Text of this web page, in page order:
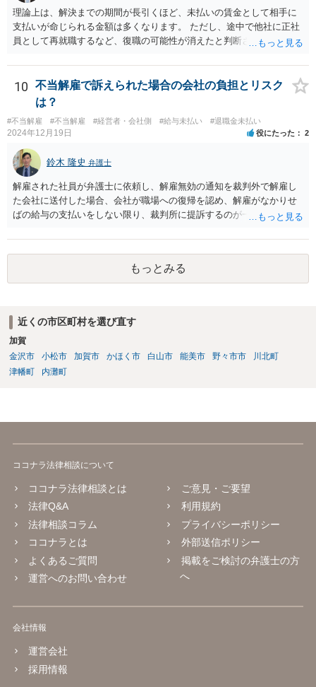
た、経歴詐称を理由とする解雇が有効になるのは、その詐称が「企業
の採用決定に重大な影響を与えるもの」と考えられています。今回の
ケースでは、過去２年の経歴が「業務委託」か「社員」かという点
は、過去２年間の業務内容自体を左右するものでなく、重大な詐称と
は判断されにくいでしょう。 そのため、いずれの理由も、適法な解雇
理由とすることは出来ないと考えます。 もっとも、上場を控えたベン
チャー企業とのことですし、社内のご事情については、顧問弁護士が
詳しく知るところと推察いたしますので、詳細は顧問弁護士の先生に
相談されるのがよろしいかと思います。
理論上は、解決までの期間が長引くほど、未払いの賃金として相手に
支払いが命じられる金額は多くなります。 ただし、途中で他社に正社
員として再就職するなど、復職の可能性が消えたと判断されると、そ
また、生計を立てるためにアルバイトなどで代わりの収入を得ること
までは否定されませんが、その場合、一定割合を上限に代わりに得た
収入が未払いの賃金の金額から差し引かれることがあります。 そのた
め、必ずしも期間に比例するとは限らないことにご注意ください。 現
在の労働基準法の上では、賃金の請求権の消滅時効は３年間で、給料
日ごとに時効の起算が始まります。そのため、遅くとも、最初の未払
い賃金の給料日から３年以内に訴訟を提起する必要があります。
10
不当解雇で訴えられた場合の会社の負担とリスク
は？
#不当解雇 #不当解雇 #経営者・会社側 #給与未払い #退職金未払い
2024年12月19日 役にたった 2
鈴木 隆史 弁護士
解雇された社員が弁護士に依頼し、解雇無効の通知を裁判外で解雇し
た会社に送付した場合、会社が職場への復帰を認め、解雇がなかりせ
ばの給与の支払いをしない限り、裁判所に提訴するのが一般的な流れ
なると思います。 また、一定期間分の給与を支払い、解雇ではなく円
満退社として和解する形での解決もありあるかもしれませんが、その
場合も和解金は必要になるかと思います。
もっとみる
近くの市区町村を選び直す
加賀
金沢市
小松市 加賀市 かほく市 白山市 能美市 野々市市
川北町
津幡町
内灘町
ココナラ法律相談について
ココナラ法律相談とは
法律Q&A
法律相談コラム
ココナラとは
よくあるご質問
運営へのお問い合わせ
ご意見・ご要望
利用規約
プライバシーポリシー
外部送信ポリシー
掲載をご検討の弁護士の方
へ
会社情報
運営会社
採用情報